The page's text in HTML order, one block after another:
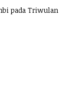
pada Triwulan